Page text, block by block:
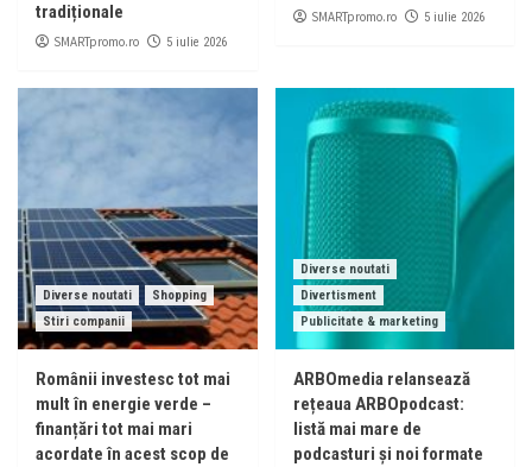
tradiționale
SMARTpromo.ro 5 iulie 2026
SMARTpromo.ro 5 iulie 2026
Diverse noutati
Shopping
Stiri companii
Românii investesc tot mai
mult în energie verde –
finanțări tot mai mari
acordate în acest scop de
Diverse noutati
Divertisment
Publicitate & marketing
ARBOmedia relansează
rețeaua ARBOpodcast:
listă mai mare de
podcasturi și noi formate